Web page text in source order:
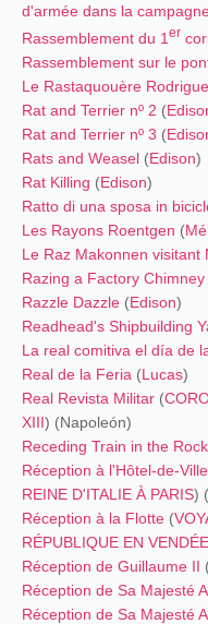
d'armée dans la
Rassemblement du 1 er
Rassemblement sur le
Le Rastaquouère
Rat and Terrier nº 2 (
Rat and Terrier nº 3 (
Rats and Weasel (Edison)
Rat Killing (Edison)
Ratto di una sposa in
Les Rayons Roentgen (
Le Raz Makonnen visitant
Razing a Factory Chimney
Razzle Dazzle (Edison)
Readhead's Shipbuilding
La real comitiva el día de
Real de la Feria (Lucas)
Real Revista Militar (
XIII) (Napoleón)
Receding Train in the
Réception à l'Hôtel-de-
REINE D'ITALIE À PARIS) (
Réception à la Flotte (
RÉPUBLIQUE EN VENDÉE
Réception de Guillaume II
Réception de Sa Majesté
Réception de Sa Majesté